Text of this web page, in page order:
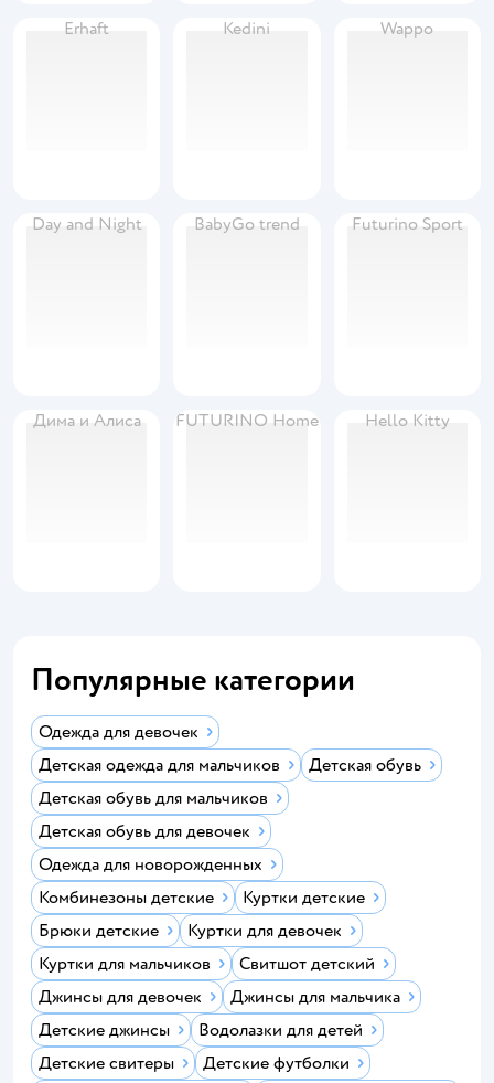
Erhaft Kedini Wappo
Day and Night BabyGo trend Futurino Sport
Дима и Алиса FUTURINO Home Hello Kitty
Популярные категории
Одежда для девочек
Детская одежда для мальчиков
Детская обувь
Детская обувь для мальчиков
Детская обувь для девочек
Одежда для новорожденных
Комбинезоны детские
Куртки детские
Брюки детские
Куртки для девочек
Куртки для мальчиков
Свитшот детский
Джинсы для девочек
Джинсы для мальчика
Детские джинсы
Водолазки для детей
Детские свитеры
Детские футболки